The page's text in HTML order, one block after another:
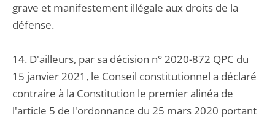
grave et manifestement illégale aux droits de la
défense.
14. D'ailleurs, par sa décision n° 2020-872 QPC du
15 janvier 2021, le Conseil constitutionnel a déclaré
contraire à la Constitution le premier alinéa de
l'article 5 de l'ordonnance du 25 mars 2020 portant